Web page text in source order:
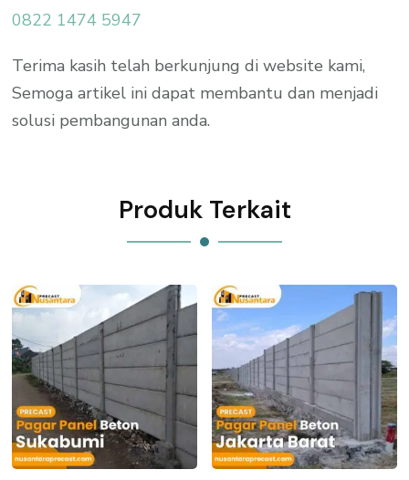
0822 1474 5947
Terima kasih telah berkunjung di website kami,
Semoga artikel ini dapat membantu dan menjadi
solusi pembangunan anda.
Produk Terkait